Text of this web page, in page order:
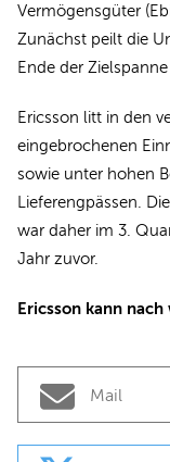
Vermögensgüter
Zunächst peilt die
Ende der
Ericsson litt in den
eingebrochenen
sowie unter hohen
Lieferengpässen.
war daher im 3.
Jahr zuvor.
Ericsson kann
Mail